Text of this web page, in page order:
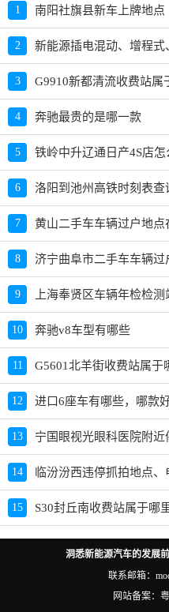
1
2
3
4 奔驰最贵的是哪一款
5
6 洛阳到池州高铁时刻表查
7
8
9
10 奔驰v8车型有哪些
11
12 进口6座车有哪些，哪款
13 宁国眼视光眼科医院附
14 临汾汾西违停抓拍地点
15
洞悉新能源汽车的发展
联系邮箱：
网站备案：